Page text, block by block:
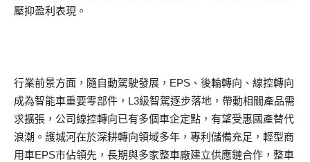
壓抑盈利表現。
行業前景方面，隨自動駕駛發展，EPS、後輪轉向、線控轉向
成為智能車重要零部件，L3級智駕逐步落地，帶動相關產品需
求擴張，公司線控轉向已有多個車企定點，有望受惠國產替代
浪潮。護城河在於深耕轉向領域多年，專利儲備充足，輕型商
用車EPS市佔領先，長期與多家整車廠建立供應鏈合作，整車